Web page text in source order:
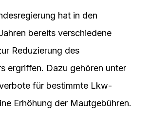
hat in den
bereits verschiedene
Reduzierung des
ergriffen. Dazu gehören unter
für bestimmte Lkw-
Erhöhung der Mautgebühren.